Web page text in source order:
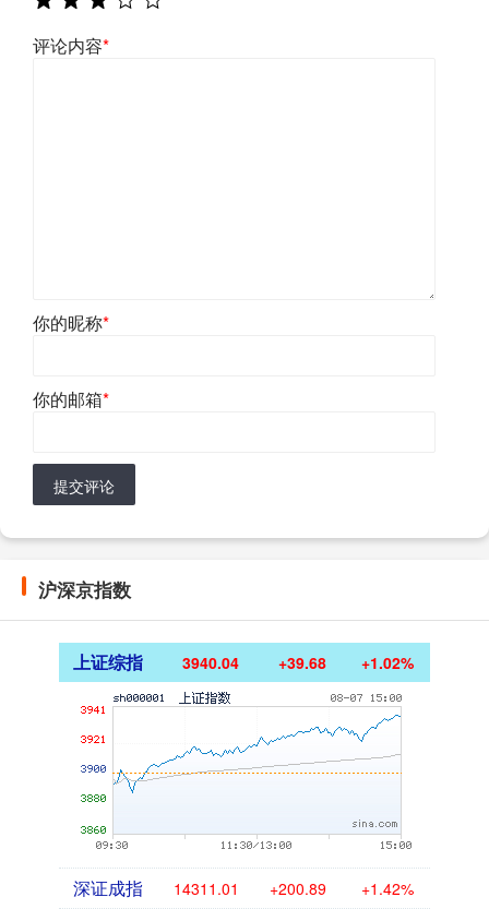
评论内容*
你的昵称*
你的邮箱*
提交评论
沪深京指数
上证综指 3940.04 +39.68 +1.02%
深证成指 14311.01 +200.89 +1.42%